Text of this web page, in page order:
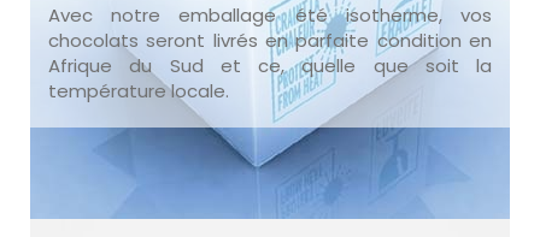
Avec notre emballage été isotherme, vos
chocolats seront livrés en parfaite condition en
Afrique du Sud et ce, quelle que soit la
température locale.